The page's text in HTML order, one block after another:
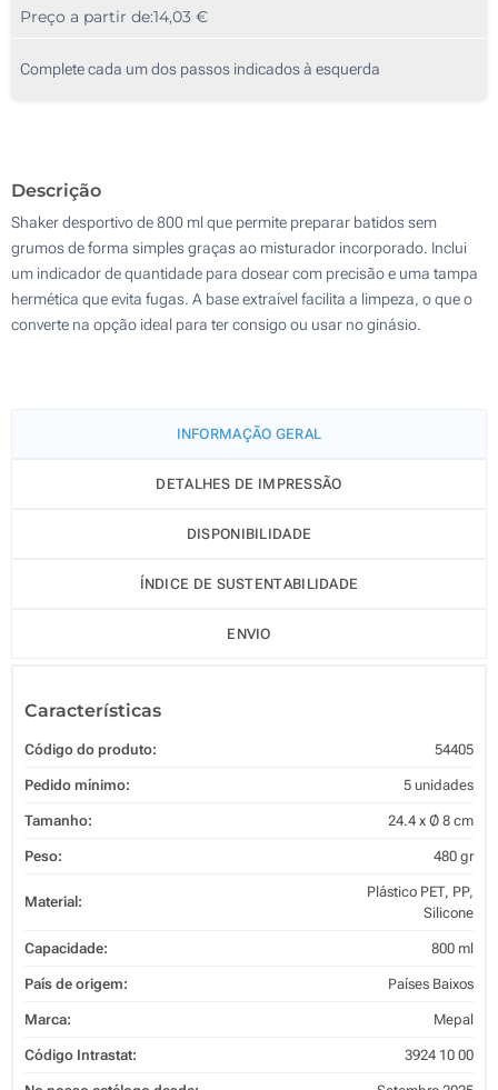
10
25
Outra :
Preço a partir de:14,03 €
Complete cada um dos passos indicados à esquerda
Descrição
Shaker desportivo de 800 ml que permite preparar batidos sem
grumos de forma simples graças ao misturador incorporado. Inclui
um indicador de quantidade para dosear com precisão e uma tampa
hermética que evita fugas. A base extraível facilita a limpeza, o que o
converte na opção ideal para ter consigo ou usar no ginásio.
INFORMAÇÃO GERAL
DETALHES DE IMPRESSÃO
DISPONIBILIDADE
ÍNDICE DE SUSTENTABILIDADE
ENVIO
Características
Código do produto: 54405
Pedido mínimo: 5 unidades
Tamanho: 24.4 x Ø 8 cm
Peso: 480 gr
Material:
Plástico PET, PP,
Silicone
Capacidade: 800 ml
País de origem: Países Baixos
Marca: Mepal
Código Intrastat: 3924 10 00